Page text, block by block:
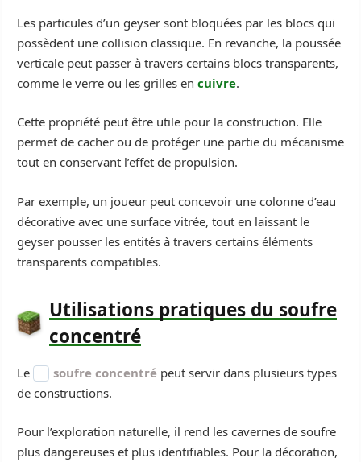
Les particules d’un geyser sont bloquées par les blocs qui
possèdent une collision classique. En revanche, la poussée
verticale peut passer à travers certains blocs transparents,
comme le verre ou les grilles en cuivre.
Cette propriété peut être utile pour la construction. Elle
permet de cacher ou de protéger une partie du mécanisme
tout en conservant l’effet de propulsion.
Par exemple, un joueur peut concevoir une colonne d’eau
décorative avec une surface vitrée, tout en laissant le
geyser pousser les entités à travers certains éléments
transparents compatibles.
Utilisations pratiques du soufre
concentré
Le soufre concentré peut servir dans plusieurs types
de constructions.
Pour l’exploration naturelle, il rend les cavernes de soufre
plus dangereuses et plus identifiables. Pour la décoration,